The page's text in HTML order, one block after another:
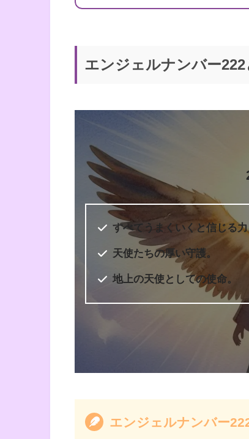
著者 ドリーン・バーチ
出版年
天使のサイン エンジ
著者 カイル・グレイ
訳者 島津公美
6桁のエンジェルナンバー
エンジェルナンバー
すべてうまくいくと信じる力
天使たちの厚い守護。
地上の天使としての使命。
エンジェルナンバー